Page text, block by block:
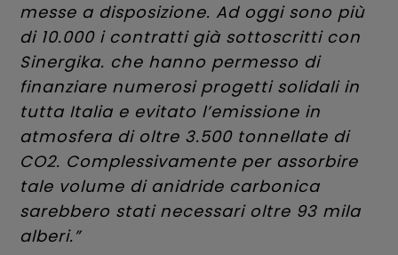
messe a disposizione. Ad oggi sono più
di 10.000 i contratti già sottoscritti con
Sinergika. che hanno permesso di
finanziare numerosi progetti solidali in
tutta Italia e evitato l’emissione in
atmosfera di oltre 3.500 tonnellate di
CO2. Complessivamente per assorbire
tale volume di anidride carbonica
sarebbero stati necessari oltre 93 mila
alberi.”